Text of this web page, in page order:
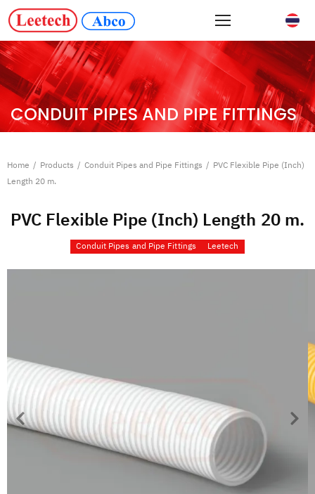
CONDUIT PIPES AND PIPE FITTINGS
Home / Products / Conduit Pipes and Pipe Fittings / PVC Flexible Pipe (Inch)
Length 20 m.
PVC Flexible Pipe (Inch) Length 20 m.
Conduit Pipes and Pipe Fittings Leetech